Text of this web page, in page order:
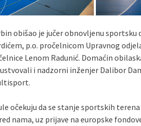
obišao je jučer obnovljenu sportsku
p.o. pročelnicom Upravnog
Lenom Radunić. Domaćin
i nadzorni inženjer Dalibor
očekuju da se stanje sportskih
nama, uz prijave na europske